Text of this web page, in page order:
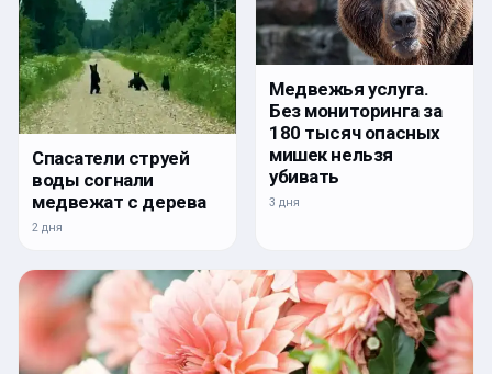
Спасатели струей
воды согнали
медвежат с дерева
2 дня
Медвежья услуга.
Без мониторинга за
180 тысяч опасных
мишек нельзя
убивать
3 дня